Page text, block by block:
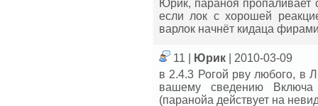
Юрик, параноя пропаливает
если лок с хорошей
варлок начнёт кидаца
11 | Юрик
| 2010-03-09
в 2.4.3 Рогой рву любого, в
вашему сведению
(паранойа действует на